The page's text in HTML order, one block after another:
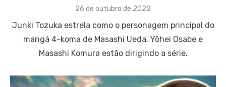
Posted
26 de outubro de 2022
Junki Tozuka estrela como o personagem principal do
mangá 4-koma de Masashi Ueda. Yōhei Osabe e
Masashi Komura estão dirigindo a série.